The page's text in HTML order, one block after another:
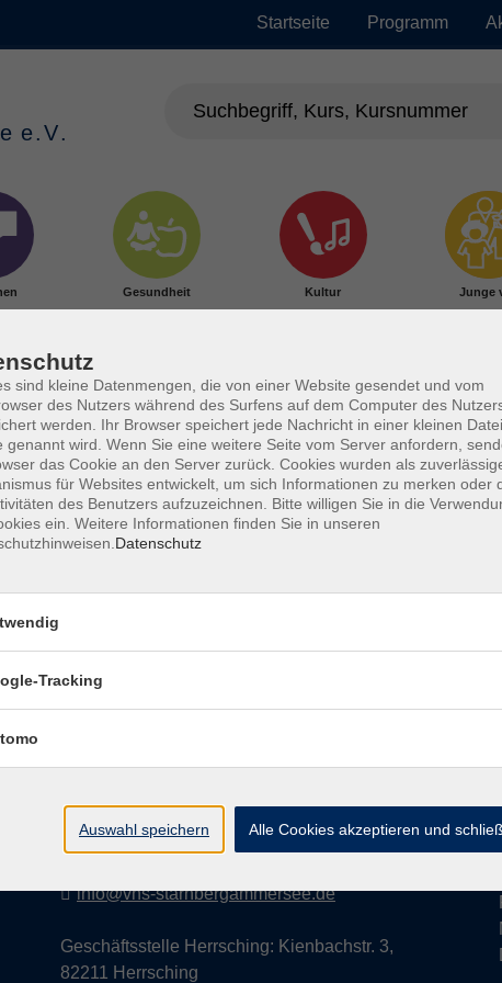
Startseite Programm
Gesundheit Kultur Junge
Kontakt
Geschäftsstelle Starnberg: Bahnhofplatz 14,
info@vhs-starnbergammersee.de
Geschäftsstelle Herrsching: Kienbachstr. 3,
82211 Herrsching
sind kleine Datenmengen, die von einer Website gesendet und vom
des Nutzers während des Surfens auf dem Computer des
werden. Ihr Browser speichert jede Nachricht in einer kleinen
genannt wird. Wenn Sie eine weitere Seite vom Server anfordern,
das Cookie an den Server zurück. Cookies wurden als
für Websites entwickelt, um sich Informationen zu merken oder
des Benutzers aufzuzeichnen. Bitte willigen Sie in die
ein. Weitere Informationen finden Sie in unseren
Datenschutz
Tracking
Auswahl speichern Alle Cookies akzeptieren und